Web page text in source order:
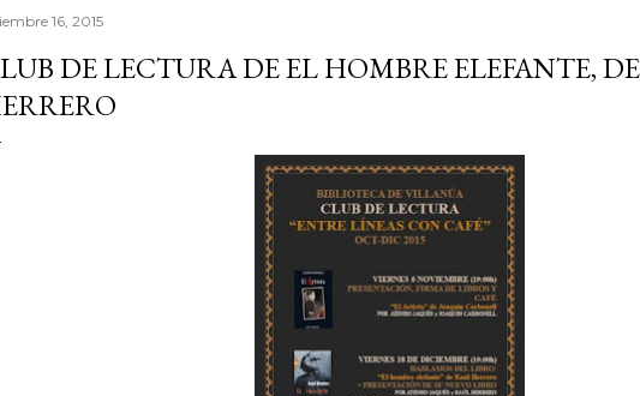
16, 2015
DE LECTURA DE EL HOMBRE ELEFANTE,